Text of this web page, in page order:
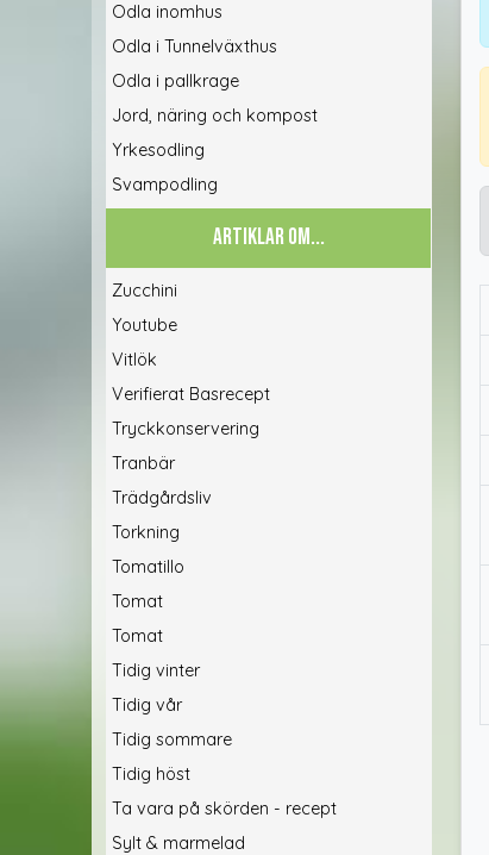
Odla inomhus
Odla i Tunnelväxthus
Odla i pallkrage
Jord, näring och kompost
Yrkesodling
Svampodling
ARTIKLAR OM...
Zucchini
Youtube
Vitlök
Verifierat Basrecept
Tryckkonservering
Tranbär
Trädgårdsliv
Torkning
Tomatillo
Tomat
Tomat
Tidig vinter
Tidig vår
Tidig sommare
Tidig höst
Ta vara på skörden - recept
Sylt & marmelad